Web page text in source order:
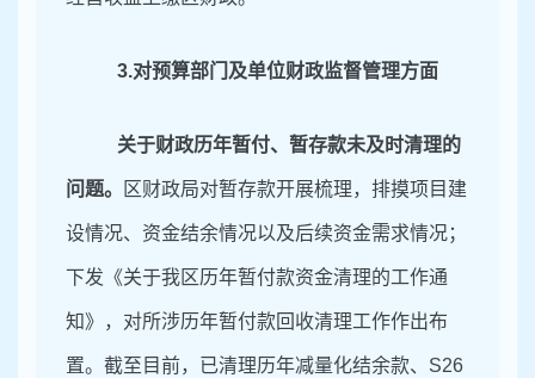
3.对预算部门及单位财政监督管理方面
关于财政历年暂付、暂存款未及时清理的
问题。 区财政局对暂存款开展梳理，排摸项目建
设情况、资金结余情况以及后续资金需求情况；
下发《关于我区历年暂付款资金清理的工作通
知》，对所涉历年暂付款回收清理工作作出布
置。截至目前，已清理历年减量化结余款、 S26